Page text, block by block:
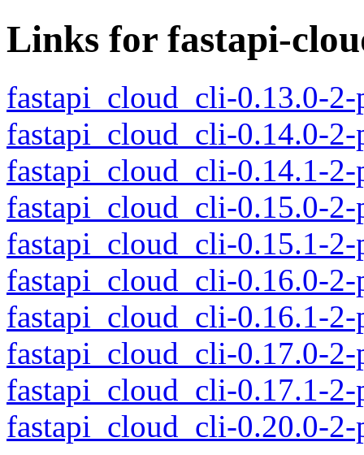
Links for fastapi-
fastapi_cloud_cli-0.13.0-
fastapi_cloud_cli-0.14.0-
fastapi_cloud_cli-0.14.1-
fastapi_cloud_cli-0.15.0-
fastapi_cloud_cli-0.15.1-
fastapi_cloud_cli-0.16.0-
fastapi_cloud_cli-0.16.1-
fastapi_cloud_cli-0.17.0-
fastapi_cloud_cli-0.17.1-
fastapi_cloud_cli-0.20.0-